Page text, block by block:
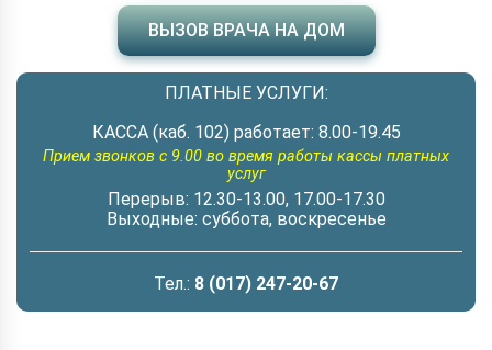
ВЫЗОВ ВРАЧА НА ДОМ
ПЛАТНЫЕ УСЛУГИ:
КАССА (каб. 102) работает: 8.00-19.45
Прием звонков с 9.00 во время работы кассы платных
услуг
Перерыв: 12.30-13.00, 17.00-17.30
Выходные: суббота, воскресенье
Тел.: 8 (017) 247-20-67